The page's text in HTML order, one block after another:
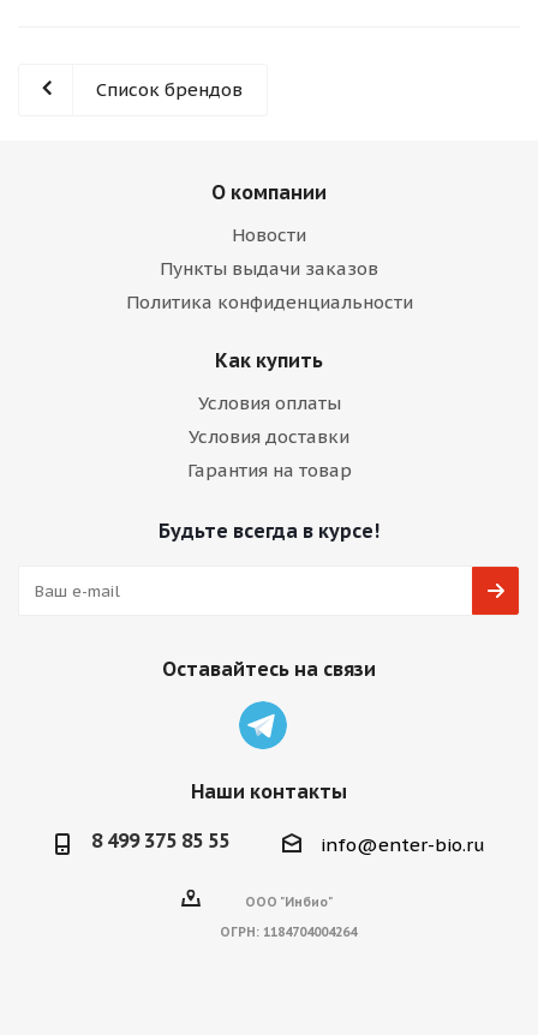
Список брендов
О компании
Новости
Пункты выдачи заказов
Политика конфиденциальности
Как купить
Условия оплаты
Условия доставки
Гарантия на товар
Будьте всегда в курсе!
Оставайтесь на связи
Наши контакты
8 499 375 85 55 info@enter-bio.ru
ООО "Инбио"
ОГРН: 1184704004264